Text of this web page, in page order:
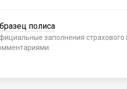
полиса
заполнения страхового